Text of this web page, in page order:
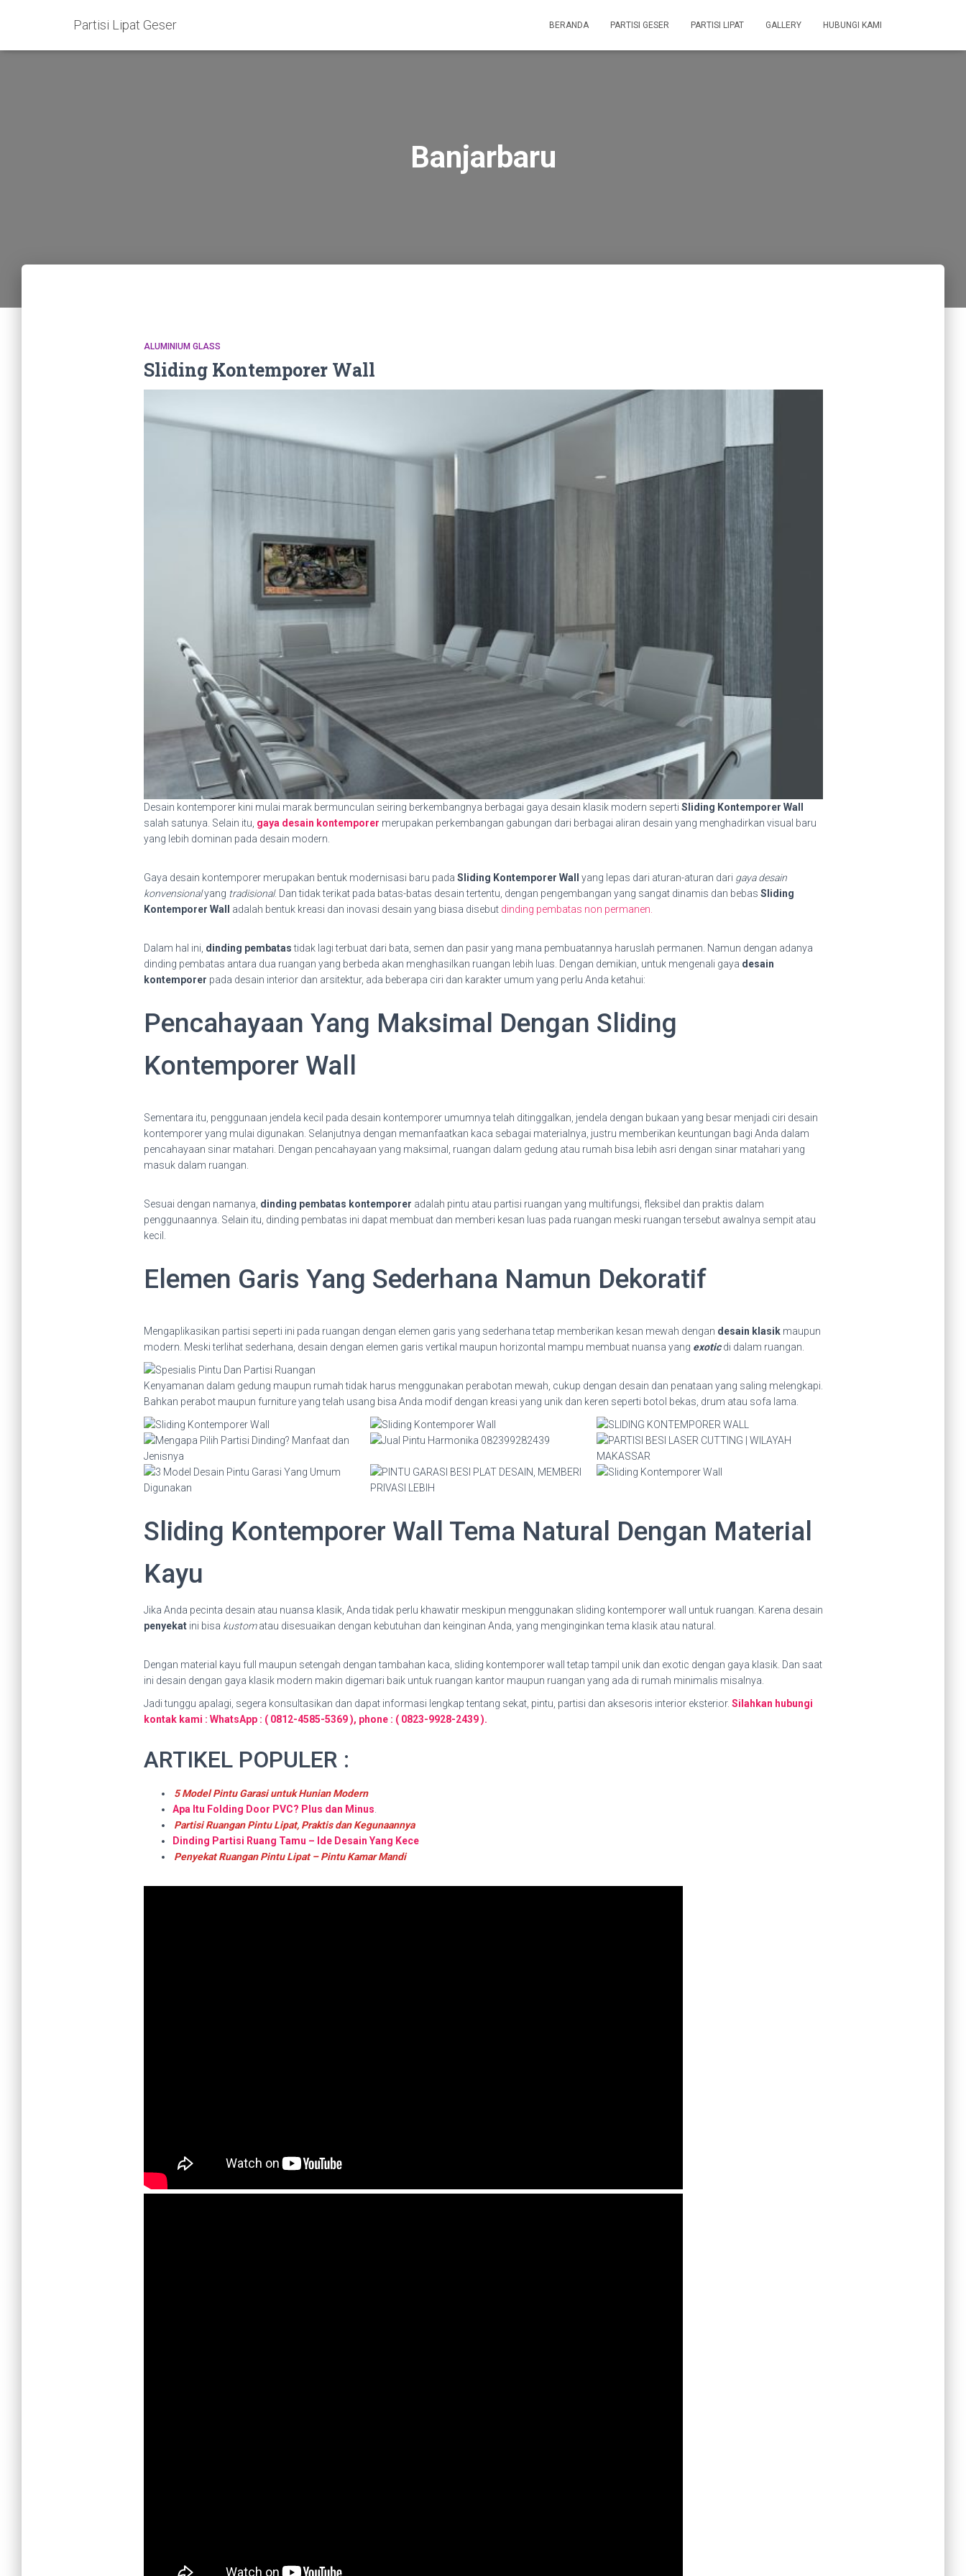
Partisi Lipat Geser BERANDA PARTISI GESER PARTISI LIPAT GALLERY HUBUNGI KAMI
Banjarbaru
ALUMINIUM GLASS
Sliding Kontemporer Wall
Desain kontemporer kini mulai marak bermunculan seiring berkembangnya berbagai gaya desain klasik modern seperti Sliding Kontemporer Wall
salah satunya. Selain itu, gaya desain kontemporer merupakan perkembangan gabungan dari berbagai aliran desain yang menghadirkan visual baru
yang lebih dominan pada desain modern.
Gaya desain kontemporer merupakan bentuk modernisasi baru pada Sliding Kontemporer Wall yang lepas dari aturan-aturan dari gaya desain
konvensionalyang tradisional. Dan tidak terikat pada batas-batas desain tertentu, dengan pengembangan yang sangat dinamis dan bebas Sliding
Kontemporer Wall
adalah bentuk kreasi dan inovasi desain yang biasa disebut dinding pembatas non permanen.
Dalam hal ini, dinding pembatastidak lagi terbuat dari bata, semen dan pasir yang mana pembuatannya haruslah permanen. Namun dengan adanya
dinding pembatas antara dua ruangan yang berbeda akan menghasilkan ruangan lebih luas. Dengan demikian, untuk mengenali gaya desain
kontemporer pada desain interior dan arsitektur, ada beberapa ciri dan karakter umum yang perlu Anda ketahui:
Pencahayaan Yang Maksimal Dengan Sliding
Kontemporer Wall
Sementara itu, penggunaan jendela kecil pada desain kontemporer umumnya telah ditinggalkan, jendela dengan bukaan yang besar menjadi ciri desain
kontemporer yang mulai digunakan. Selanjutnya dengan memanfaatkan kaca sebagai materialnya, justru memberikan keuntungan bagi Anda dalam
pencahayaan sinar matahari. Dengan pencahayaan yang maksimal, ruangan dalam gedung atau rumah bisa lebih asri dengan sinar matahari yang
masuk dalam ruangan.
Sesuai dengan namanya, dinding pembatas kontemporer adalah pintu atau partisi ruangan yang multifungsi, fleksibel dan praktis dalam
penggunaannya. Selain itu, dinding pembatas ini dapat membuat dan memberi kesan luas pada ruangan meski ruangan tersebut awalnya sempit atau
kecil.
Elemen Garis Yang Sederhana Namun Dekoratif
Mengaplikasikan partisi seperti ini pada ruangan dengan elemen garis yang sederhana tetap memberikan kesan mewah dengan desain klasik maupun
modern. Meski terlihat sederhana, desain dengan elemen garis vertikal maupun horizontal mampu membuat nuansa yang exoticdi dalam ruangan.
Kenyamanan dalam gedung maupun rumah tidak harus menggunakan perabotan mewah, cukup dengan desain dan penataan yang saling melengkapi.
Bahkan perabot maupun furniture yang telah usang bisa Anda modif dengan kreasi yang unik dan keren seperti botol bekas, drum atau sofa lama.
Sliding Kontemporer Wall Tema Natural Dengan Material
Kayu
Jika Anda pecinta desain atau nuansa klasik, Anda tidak perlu khawatir meskipun menggunakan sliding kontemporer wall untuk ruangan. Karena desain
penyekatini bisa kustomatau disesuaikan dengan kebutuhan dan keinginan Anda, yang menginginkan tema klasik atau natural.
Dengan material kayu full maupun setengah dengan tambahan kaca, sliding kontemporer wall tetap tampil unik dan exotic dengan gaya klasik. Dan saat
ini desain dengan gaya klasik modern makin digemari baik untuk ruangan kantor maupun ruangan yang ada di rumah minimalis misalnya.
Jadi tunggu apalagi, segera konsultasikan dan dapat informasi lengkap tentang sekat, pintu, partisi dan aksesoris interior eksterior. Silahkan hubungi
kontak kami : WhatsApp : ( 0812-4585-5369 ), phone : ( 0823-9928-2439 ).
ARTIKEL POPULER :
5 Model Pintu Garasi untuk Hunian Modern
Apa Itu Folding Door PVC? Plus dan Minus
Partisi Ruangan Pintu Lipat, Praktis dan Kegunaannya
Dinding Partisi Ruang Tamu – Ide Desain Yang Kece
Penyekat Ruangan Pintu Lipat – Pintu Kamar Mandi